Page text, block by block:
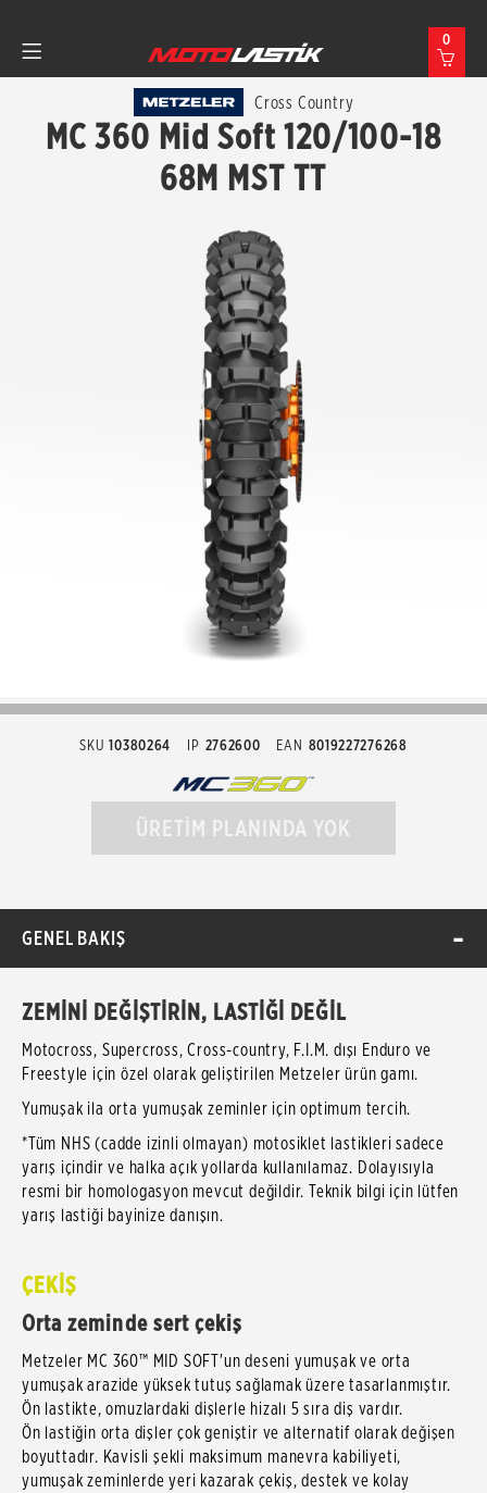
0
Cross Country
MC 360 Mid Soft 120/100-18
68M MST TT
SKU 10380264 IP 2762600 EAN 8019227276268
ÜRETİM PLANINDA YOK
GENEL BAKIŞ
ZEMİNİ DEĞİŞTİRİN, LASTİĞİ DEĞİL
Motocross, Supercross, Cross-country, F.I.M. dışı Enduro ve
Freestyle için özel olarak geliştirilen Metzeler ürün gamı.
Yumuşak ila orta yumuşak zeminler için optimum tercih.
*Tüm NHS (cadde izinli olmayan) motosiklet lastikleri sadece
yarış içindir ve halka açık yollarda kullanılamaz. Dolayısıyla
resmi bir homologasyon mevcut değildir. Teknik bilgi için lütfen
yarış lastiği bayinize danışın.
ÇEKİŞ
Orta zeminde sert çekiş
Metzeler MC 360™ MID SOFT'un deseni yumuşak ve orta
yumuşak arazide yüksek tutuş sağlamak üzere tasarlanmıştır.
Ön lastikte, omuzlardaki dişlerle hizalı 5 sıra diş vardır.
Ön lastiğin orta dişler çok geniştir ve alternatif olarak değişen
boyuttadır. Kavisli şekli maksimum manevra kabiliyeti,
yumuşak zeminlerde yeri kazarak çekiş, destek ve kolay